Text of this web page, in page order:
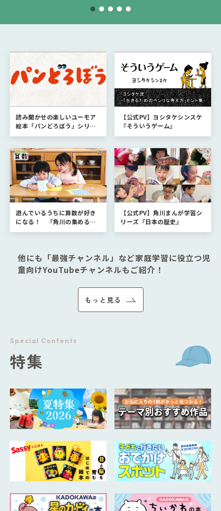
読み聞かせの楽しいユーモア
絵本「パンどろぼう」シリー
ズ
【公式PV】ヨシタケシンスケ
『そういうゲーム』
遊んでいるうちに算数が好き
になる！ 『角川の集める図
鑑GET！ あそべる算数』
【公式PV】角川まんが学習シ
リーズ『日本の歴史』
他にも「最強チャンネル」など家庭学習に役立つ児
童向けYouTubeチャンネルもご紹介！
もっと見る
Special Contents
特集